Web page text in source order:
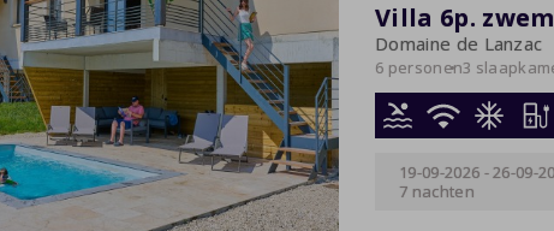
Villa 6p.
Domaine de Lanzac
6 personen3
19-09-2026 -26-09-
7 nachten